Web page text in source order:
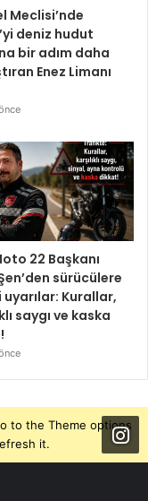
Meclisi’nde
deniz hudut
bir adım daha
Enez Limanı
22 Başkanı
sürücülere
Kurallar,
saygı ve kaska
to the Theme options
it.